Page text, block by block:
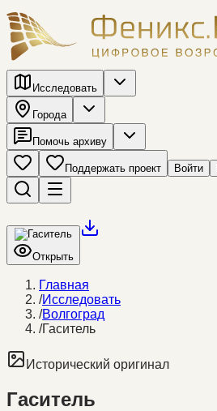
Исследовать
Города
Помочь архиву
Поддержать проект Войти
Открыть
Главная
/Исследовать
/Волгоград
/Гаситель
Исторический оригинал
Гаситель